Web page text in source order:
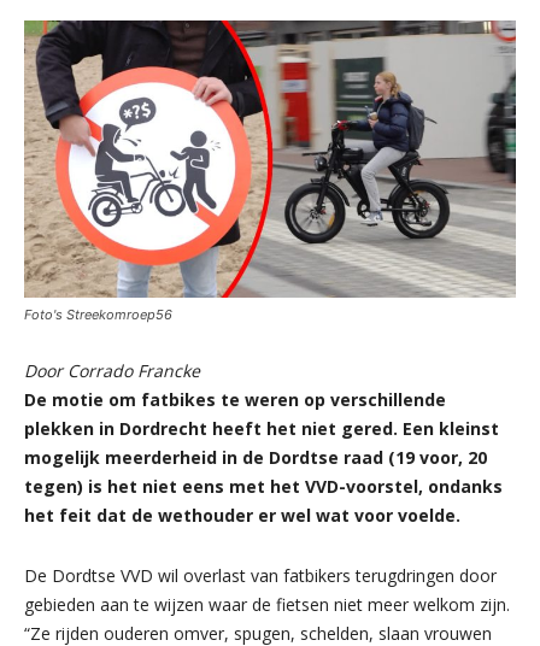
Foto's Streekomroep56
Door Corrado Francke
De motie om fatbikes te weren op verschillende
plekken in Dordrecht heeft het niet gered. Een kleinst
mogelijk meerderheid in de Dordtse raad (19 voor, 20
tegen) is het niet eens met het VVD-voorstel, ondanks
het feit dat de wethouder er wel wat voor voelde.
De Dordtse VVD wil overlast van fatbikers terugdringen door
gebieden aan te wijzen waar de fietsen niet meer welkom zijn.
“Ze rijden ouderen omver, spugen, schelden, slaan vrouwen